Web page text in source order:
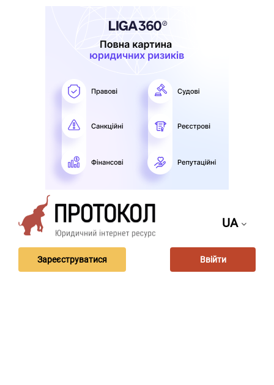
UA
Зареєструватися Ввійти